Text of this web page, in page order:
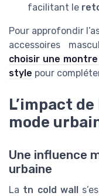
facilitant le
Pour approfondir
accessoires
choisir une
style pour
L’impact
mode
Une influence
urbaine
La tn cold wall